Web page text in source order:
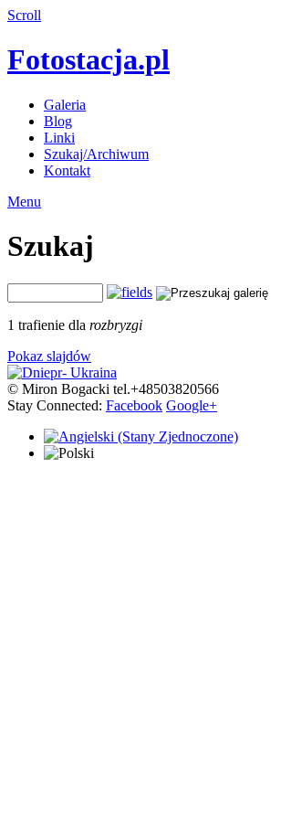
Scroll
Fotostacja.pl
Galeria
Blog
Linki
Szukaj/Archiwum
Kontakt
Menu
Szukaj
1 trafienie dla rozbryzgi
Pokaz slajdów
© Miron Bogacki tel.+48503820566
Stay Connected: Facebook Google+